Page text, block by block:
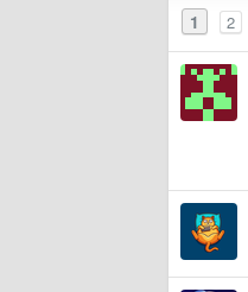
1 2